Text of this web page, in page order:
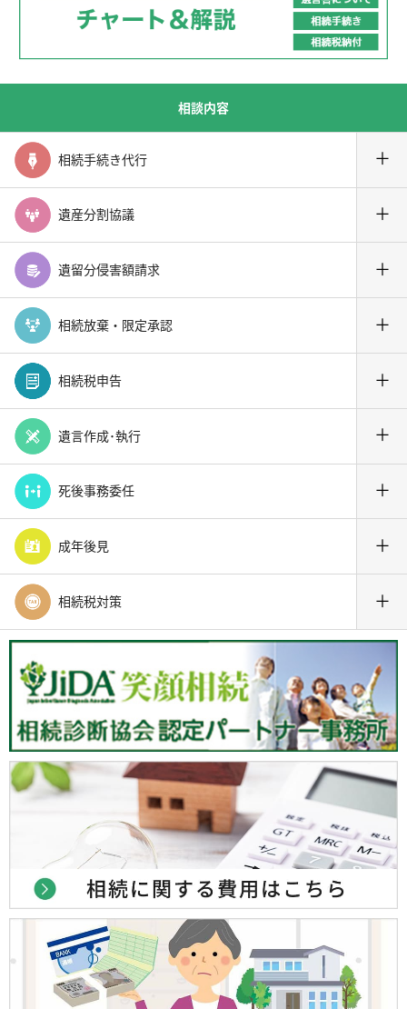
相談内容
相続手続き代行 ＋
遺産分割協議 ＋
遺留分侵害額請求 ＋
相続放棄・限定承認 ＋
相続税申告 ＋
遺言作成･執行 ＋
死後事務委任 ＋
成年後見 ＋
相続税対策 ＋